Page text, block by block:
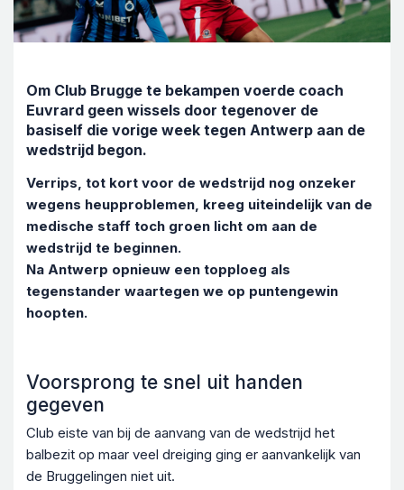
Om Club Brugge te bekampen voerde coach
Euvrard geen wissels door tegenover de
basiself die vorige week tegen Antwerp aan de
wedstrijd begon.
Verrips, tot kort voor de wedstrijd nog onzeker
wegens heupproblemen, kreeg uiteindelijk van de
medische staff toch groen licht om aan de
wedstrijd te beginnen.
Na Antwerp opnieuw een topploeg als
tegenstander waartegen we op puntengewin
hoopten.
Voorsprong te snel uit handen
gegeven
Club eiste van bij de aanvang van de wedstrijd het
balbezit op maar veel dreiging ging er aanvankelijk van
de Bruggelingen niet uit.